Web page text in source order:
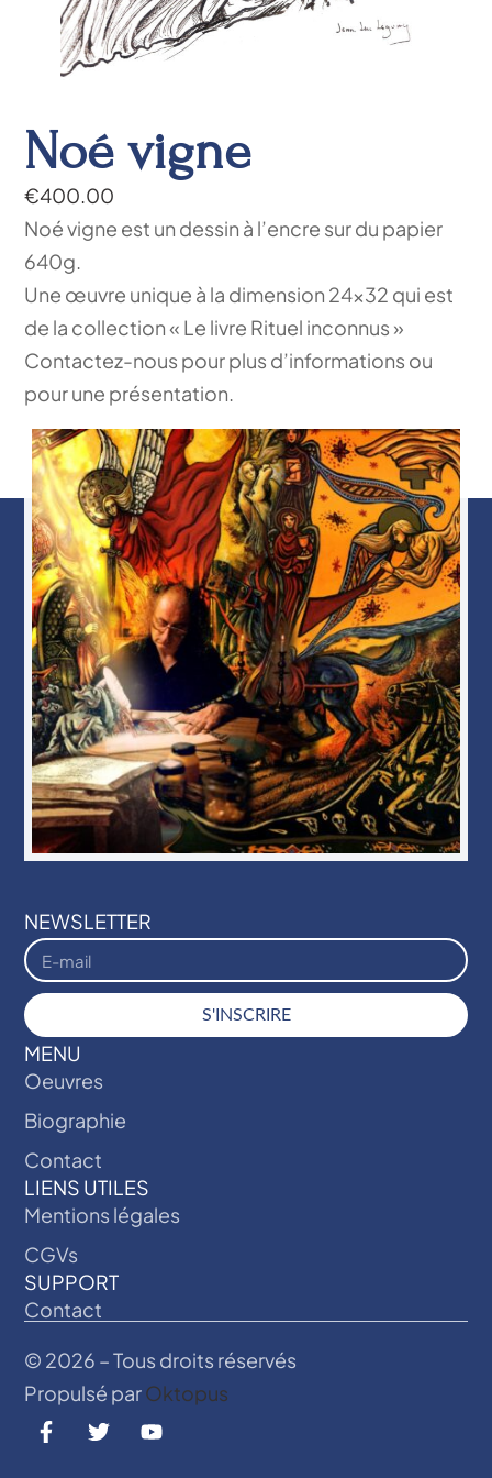
Noé vigne
€400.00
Noé vigne est un dessin à l’encre sur du papier
640g.
Une œuvre unique à la dimension 24×32 qui est
de la collection « Le livre Rituel inconnus »
Contactez-nous pour plus d’informations ou
pour une présentation.
NEWSLETTER
S'INSCRIRE
MENU
Oeuvres
Biographie
Contact
LIENS UTILES
Mentions légales
CGVs
SUPPORT
Contact
© 2026 – Tous droits réservés
Propulsé parOktopus